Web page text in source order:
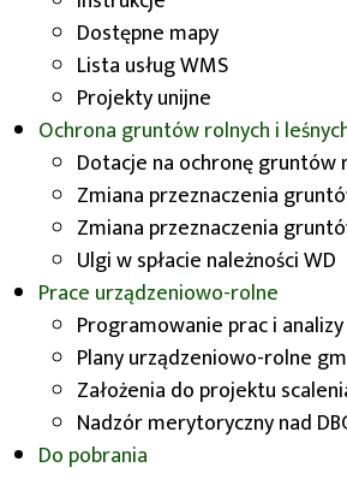
Dostępne mapy
Lista usług WMS
Projekty unijne
Ochrona gruntów rolnych i
Dotacje na ochronę gruntów
Zmiana przeznaczenia
Zmiana przeznaczenia
Ulgi w spłacie należności WD
Prace urządzeniowo-rolne
Programowanie prac i analizy
Plany urządzeniowo-rolne
Założenia do projektu
Nadzór merytoryczny nad
Do pobrania
Słowackiego 12-14,
Wrocław),
listownej na adres:
Wybrzeże Juliusza
12-14, 50-411
pocztą elektroniczną –
adres:
wniosku należy
WODGiK przesyłką
UMWD, Wybrzeże
12-14, 50-411 Wrocław),
dokumentu
podpisanego cyfrowo: